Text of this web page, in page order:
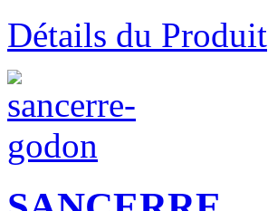
Détails du Produit